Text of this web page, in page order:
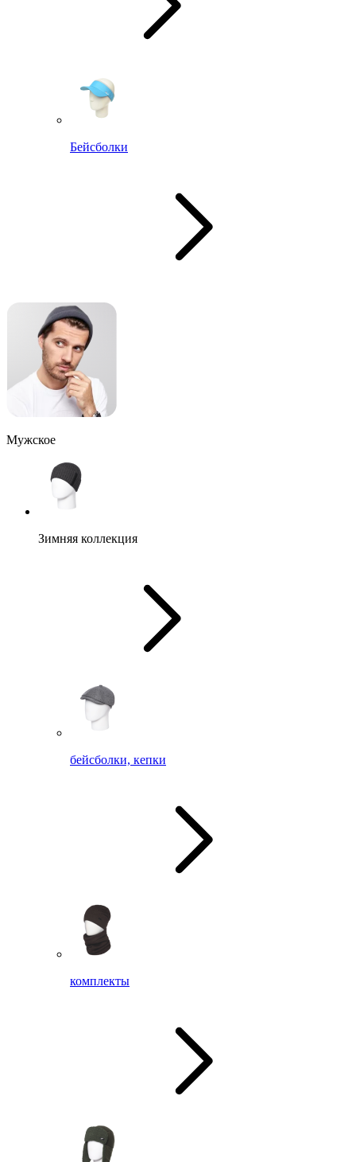
Бейсболки
Мужское
Зимняя коллекция
бейсболки, кепки
комплекты